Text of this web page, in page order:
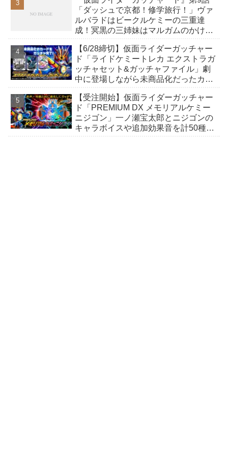
「ダッシュで京都！修学旅行！」ヴァ
ルバラドはビークルケミーの三重達
成！冥黒の三姉妹はマルガムのかけら
捕獲？
【6/28締切】仮面ライダーガッチャー
ド「ライドケミートレカ エクストラガ
ッチャセット&ガッチャファイル」劇
中に登場しながら未商品化だったカー
【受注開始】仮面ライダーガッチャー
ド「PREMIUM DX メモリアルケミー
ニジゴン」一ノ瀬宝太郎とニジゴンの
キャラボイスや追加効果音を計50種以